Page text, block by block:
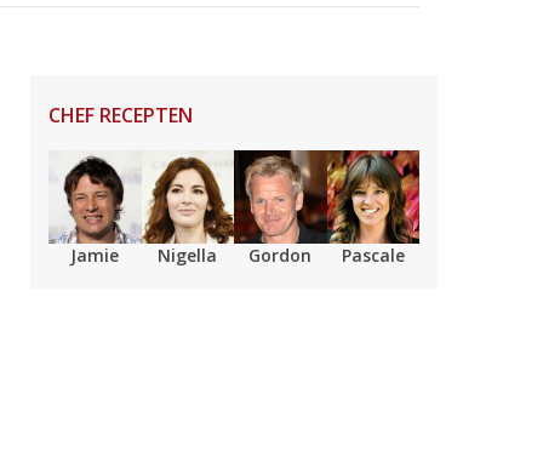
CHEF RECEPTEN
Jamie Nigella Gordon Pascale